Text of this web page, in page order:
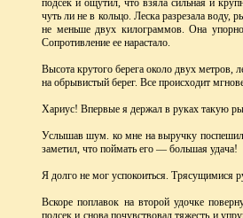
подсек и ощутил, что взяла сильная и
чуть ли не в кольцо. Леска разрезала воду,
не меньше двух килограммов. Она
Сопротивление ее нарастало.
Высота крутого берега около двух
на обрывистый берег. Все происходит
Хариус! Впервые я держал в руках такую
Услышав шум. ко мне на выручку поспешил
заметил, что поймать его — большая удача!
Я долго не мог успокоиться. Трясущимися
Вскоре поплавок на второй удочке
подсек и снова почувствовал тяжесть и